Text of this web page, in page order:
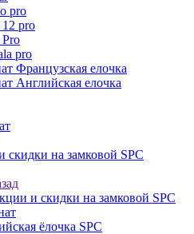
pro
12 pro
Pro
pro
Французская елочка
Английская елочка
скидки на замковой SPC
и скидки на замковой SPC
ёлочка SPC